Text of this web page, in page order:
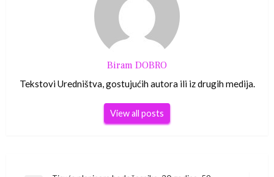
Biram DOBRO
Tekstovi Uredništva, gostujućih autora ili iz drugih medija.
View all posts